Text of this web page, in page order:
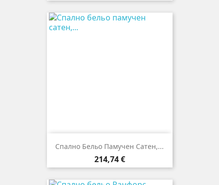
Спално Бельо Памучен Сатен,...
Цена
214,74 €